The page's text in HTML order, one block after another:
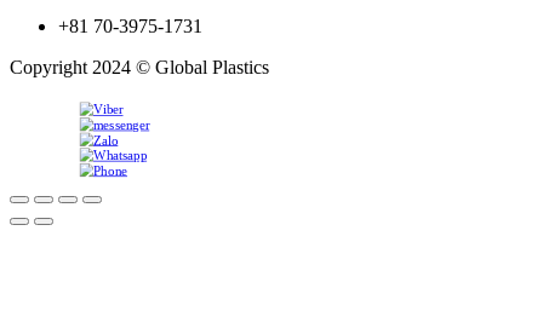
+81 70-3975-1731
Copyright 2024 © Global Plastics